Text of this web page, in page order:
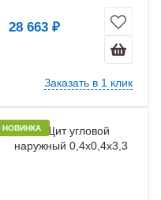
28 663 ₽
Заказать в 1 клик
НОВИНКА